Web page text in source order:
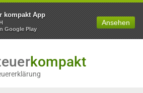
kompakt App
Google Play
Ansehen
kompakt